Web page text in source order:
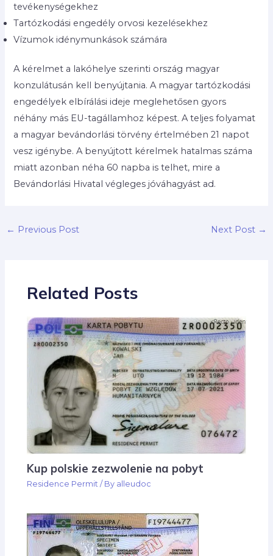
tevékenységekhez
Tartózkodási engedély orvosi kezelésekhez
Vízumok idénymunkások számára
A kérelmet a lakóhelye szerinti ország magyar
konzulátusán kell benyújtania. A magyar tartózkodási
engedélyek elbírálási ideje meglehetősen gyors
néhány más EU-tagállamhoz képest. A teljes folyamat
a magyar bevándorlási törvény értelmében 21 napot
vesz igénybe. A benyújtott kérelmek hatalmas száma
miatt azonban néha 60 napba is telhet, mire a
Bevándorlási Hivatal végleges jóváhagyást ad.
← Previous Post Next Post →
Related Posts
Kup polskie zezwolenie na pobyt
Residence Permit / By alleudoc